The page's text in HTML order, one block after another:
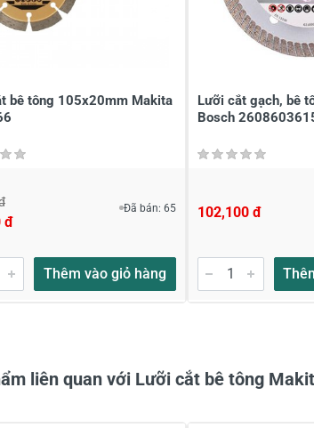
bê tông 105x20mm Makita
đ
Đã bán: 65
Thêm vào giỏ hàng
Lưỡi cắt gạch, bê
Bosch
102,100 đ
liên quan với Lưỡi cắt bê tông